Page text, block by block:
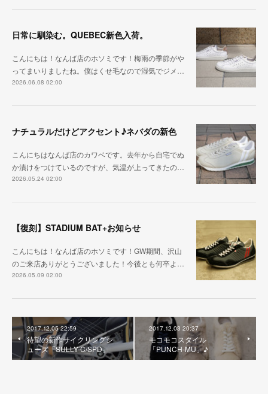
日常に馴染む。QUEBEC新色入荷。
こんにちは！なんば店のホソミです！梅雨の季節がや
ってまいりましたね。僕はくせ毛なので湿気でジメ…
2026.06.08 02:00
ナチュラルだけどアクセント♪ネバダの新色
こんにちはなんば店のカワベです。去年から自宅でぬ
か漬けをつけているのですが、気温が上ってきたの…
2026.05.24 02:00
【復刻】STADIUM BAT+お知らせ
こんにちは！なんば店のホソミです！GW期間、沢山
のご来店ありがとうございました！今後とも何卒よ…
2026.05.09 02:00
2017.12.05 22:59
待望の新作サイクリングシ
ューズ「SULLY-C/SPD」
2017.12.03 20:37
モコモコスタイル
「PUNCH-MU」♪